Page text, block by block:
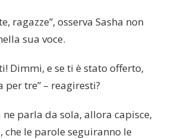
ragazze”, osserva Sasha non
sua voce.
Dimmi, e se ti è stato offerto,
per tre” – reagiresti?
ne parla da sola, allora capisce,
le parole seguiranno le